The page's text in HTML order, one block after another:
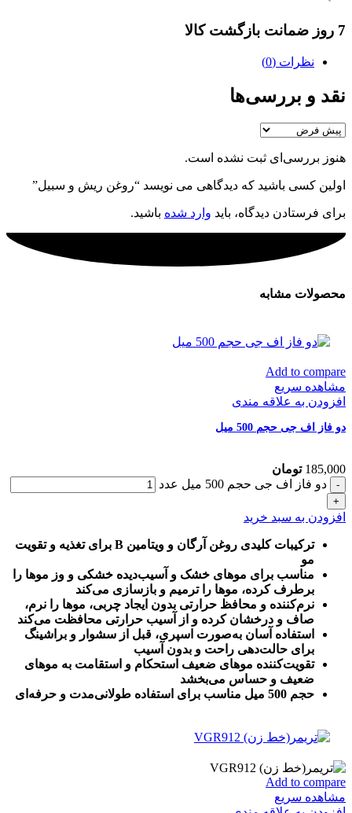
7 روز ضمانت بازگشت کالا
نظرات (0)
نقد و بررسی‌ها
هنوز بررسی‌ای ثبت نشده است.
اولین کسی باشید که دیدگاهی می نویسد “روغن ریش و سبیل”
برای فرستادن دیدگاه، باید وارد شده باشید.
محصولات مشابه
Add to compare
مشاهده سریع
افزودن به علاقه مندی
دو فاز اف جی حجم 500 میل
185,000 تومان
دو فاز اف جی حجم 500 میل عدد
افزودن به سبد خرید
ترکیبات کلیدی روغن آرگان و ویتامین B برای تغذیه و تقویت
مو
مناسب برای موهای خشک و آسیب‌دیده خشکی و وز موها را
برطرف کرده، موها را ترمیم و بازسازی می‌کند
نرم‌کننده و محافظ حرارتی بدون ایجاد چربی، موها را نرم،
صاف و درخشان کرده و از آسیب حرارتی محافظت می‌کند
استفاده آسان به‌صورت اسپری، قبل از سشوار و براشینگ
برای حالت‌دهی راحت و بدون آسیب
تقویت‌کننده موهای ضعیف استحکام و استقامت به موهای
ضعیف و حساس می‌بخشد
حجم 500 میل مناسب برای استفاده طولانی‌مدت و حرفه‌ای
Add to compare
مشاهده سریع